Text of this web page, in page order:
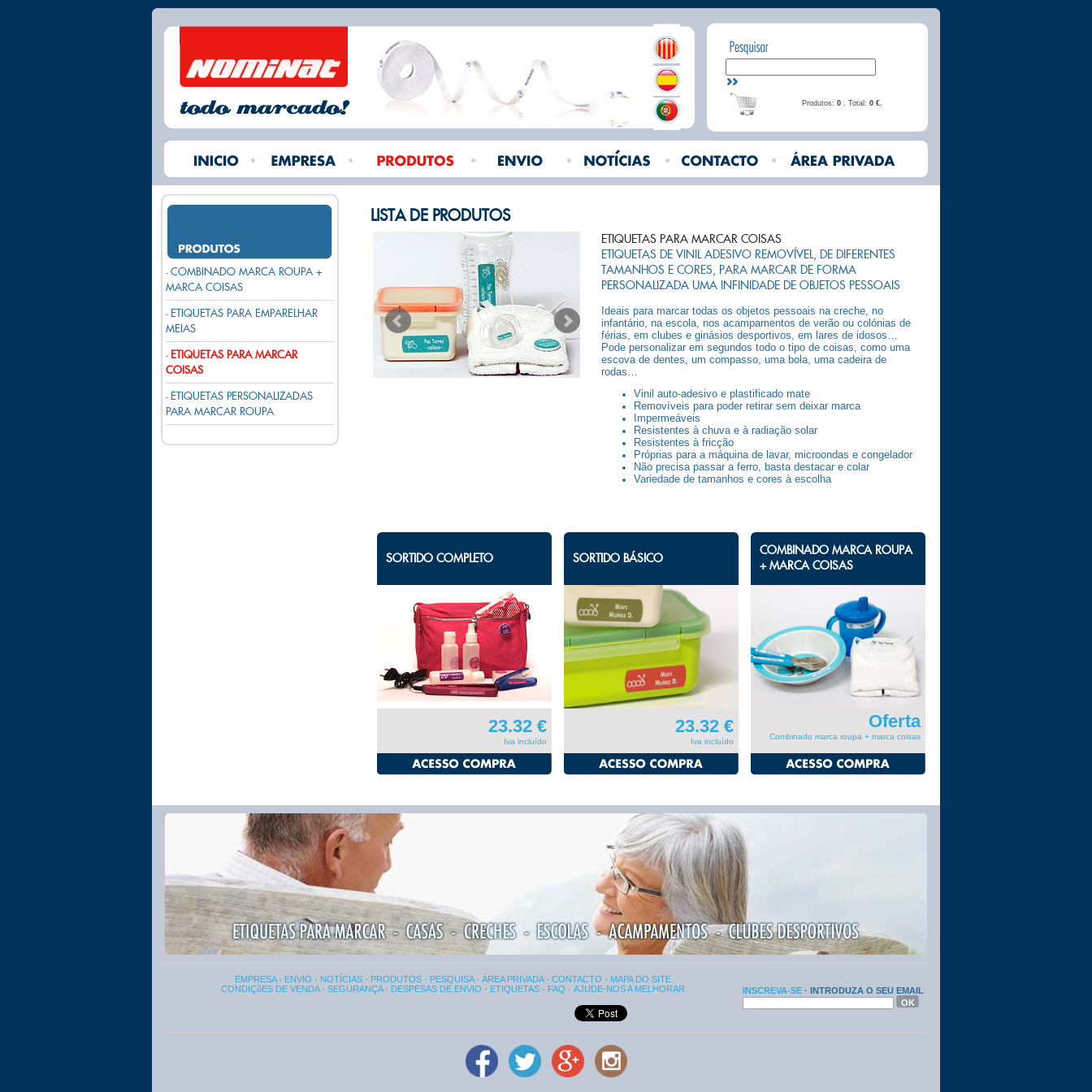
Produtos: 0 . Total: 0 €.
- COMBINADO MARCA ROUPA +
MARCA COISAS
- ETIQUETAS PARA EMPARELHAR
MEIAS
- ETIQUETAS PARA MARCAR
COISAS
- ETIQUETAS PERSONALIZADAS
PARA MARCAR ROUPA
LISTA DE PRODUTOS
ETIQUETAS PARA MARCAR COISAS
ETIQUETAS DE VINIL ADESIVO REMOVÍVEL, DE DIFERENTES
TAMANHOS E CORES, PARA MARCAR DE FORMA
PERSONALIZADA UMA INFINIDADE DE OBJETOS PESSOAIS
Ideais para marcar todas os objetos pessoais na creche, no
infantário, na escola, nos acampamentos de verão ou colónias de
férias, em clubes e ginásios desportivos, em lares de idosos…
Pode personalizar em segundos todo o tipo de coisas, como uma
escova de dentes, um compasso, uma bola, uma cadeira de
rodas…
Vinil auto-adesivo e plastificado mate
Removíveis para poder retirar sem deixar marca
Impermeáveis
Resistentes à chuva e à radiação solar
Resistentes à fricção
Próprias para a máquina de lavar, microondas e congelador
Não precisa passar a ferro, basta destacar e colar
Variedade de tamanhos e cores à escolha
SORTIDO COMPLETO
23.32 €
Iva incluído
SORTIDO BÁSICO
23.32 €
Iva incluído
COMBINADO MARCA ROUPA
+ MARCA COISAS
Oferta
Combinado marca roupa + marca coisas
EMPRESA· ENVIO · NOTÍCIAS · PRODUTOS · PESQUISA· ÁREA PRIVADA· CONTACTO · MAPA DO SITE
CONDIÇõES DE VENDA· SEGURANÇA· DESPESAS DE ENVIO · ETIQUETAS · FAQ · AJUDE-NOS A MELHORAR INSCREVA-SE · INTRODUZA O SEU EMAIL